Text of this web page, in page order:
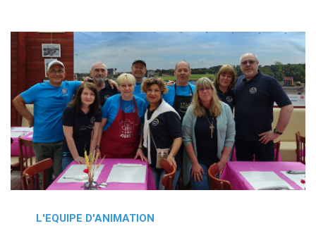
L'EQUIPE D'ANIMATION